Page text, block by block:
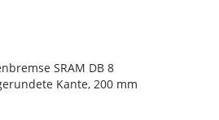
SRAM DB 8
Kante, 200 mm